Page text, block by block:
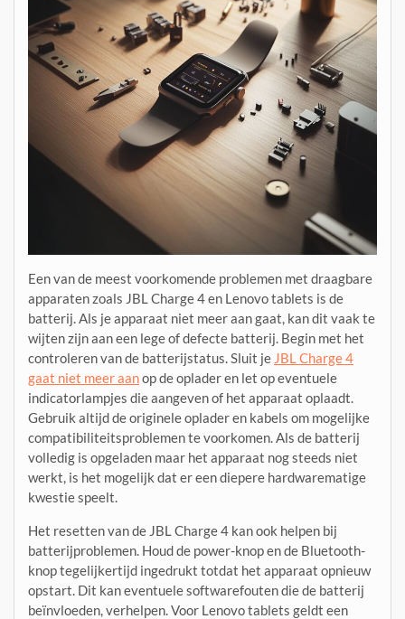
Een van de meest voorkomende problemen met draagbare
apparaten zoals JBL Charge 4 en Lenovo tablets is de
batterij. Als je apparaat niet meer aan gaat, kan dit vaak te
wijten zijn aan een lege of defecte batterij. Begin met het
controleren van de batterijstatus. Sluit je JBL Charge 4
gaat niet meer aanop de oplader en let op eventuele
indicatorlampjes die aangeven of het apparaat oplaadt.
Gebruik altijd de originele oplader en kabels om mogelijke
compatibiliteitsproblemen te voorkomen. Als de batterij
volledig is opgeladen maar het apparaat nog steeds niet
werkt, is het mogelijk dat er een diepere hardwarematige
kwestie speelt.
Het resetten van de JBL Charge 4 kan ook helpen bij
batterijproblemen. Houd de power-knop en de Bluetooth-
knop tegelijkertijd ingedrukt totdat het apparaat opnieuw
opstart. Dit kan eventuele softwarefouten die de batterij
beïnvloeden, verhelpen. Voor Lenovo tablets geldt een